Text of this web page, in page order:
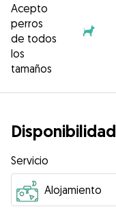
Acepto
perros
de todos
los
tamaños
Disponibilidad
Servicio